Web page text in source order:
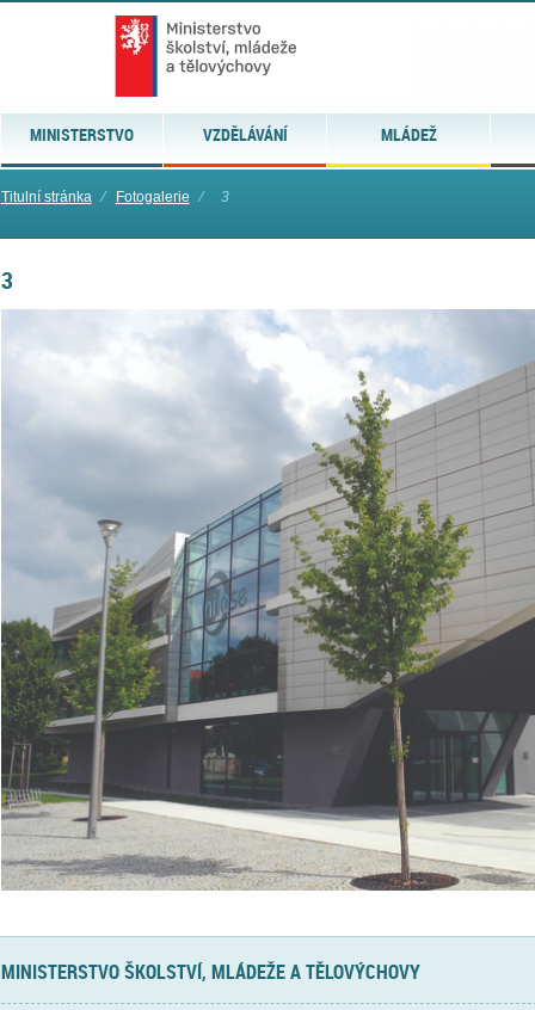
MINISTERSTVO VZDĚLÁVÁNÍ MLÁDEŽ
Titulní stránka ⁄ Fotogalerie ⁄ 3
3
MINISTERSTVO ŠKOLSTVÍ, MLÁDEŽE A TĚLOVÝCHOVY